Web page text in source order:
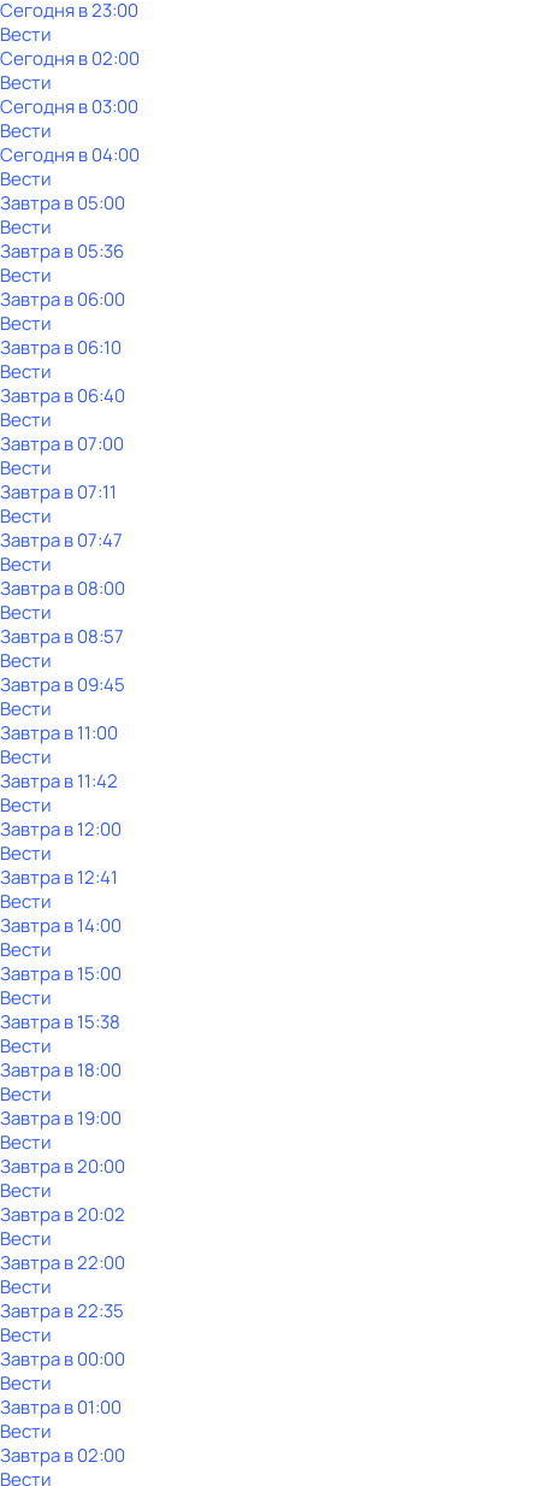
Сегодня в 23:00
Вести
Сегодня в 02:00
Вести
Сегодня в 03:00
Вести
Сегодня в 04:00
Вести
Завтра в 05:00
Вести
Завтра в 05:36
Вести
Завтра в 06:00
Вести
Завтра в 06:10
Вести
Завтра в 06:40
Вести
Завтра в 07:00
Вести
Завтра в 07:11
Вести
Завтра в 07:47
Вести
Завтра в 08:00
Вести
Завтра в 08:57
Вести
Завтра в 09:45
Вести
Завтра в 11:00
Вести
Завтра в 11:42
Вести
Завтра в 12:00
Вести
Завтра в 12:41
Вести
Завтра в 14:00
Вести
Завтра в 15:00
Вести
Завтра в 15:38
Вести
Завтра в 18:00
Вести
Завтра в 19:00
Вести
Завтра в 20:00
Вести
Завтра в 20:02
Вести
Завтра в 22:00
Вести
Завтра в 22:35
Вести
Завтра в 00:00
Вести
Завтра в 01:00
Вести
Завтра в 02:00
Вести